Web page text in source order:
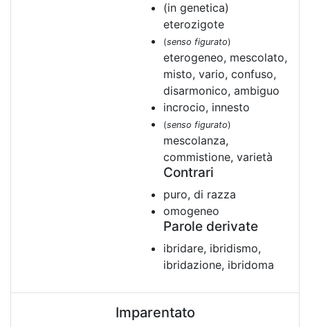
(in genetica)
eterozigote
(senso figurato)
eterogeneo, mescolato,
misto, vario, confuso,
disarmonico, ambiguo
incrocio, innesto
(senso figurato)
mescolanza,
commistione, varietà
Contrari
puro, di razza
omogeneo
Parole derivate
ibridare, ibridismo,
ibridazione, ibridoma
Imparentato